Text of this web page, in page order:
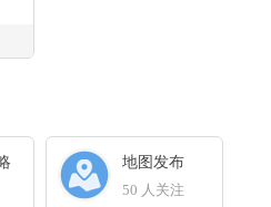
地图发布
50 人关注